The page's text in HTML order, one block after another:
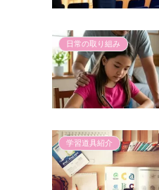
日常の取り組み
学習道具紹介